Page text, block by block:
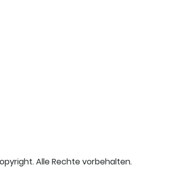
Alle Rechte vorbehalten.